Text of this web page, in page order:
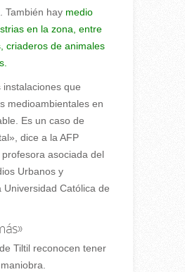
También hay medio
en la zona, entre
criaderos de animales
que
medioambientales en
Es un caso de
dice a la AFP
asociada del
Urbanos y
Universidad Católica de
Tiltil reconocen tener